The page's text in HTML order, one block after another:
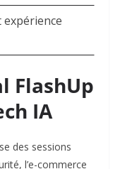
expérience
FlashUp
IA
des sessions
l’e-commerce